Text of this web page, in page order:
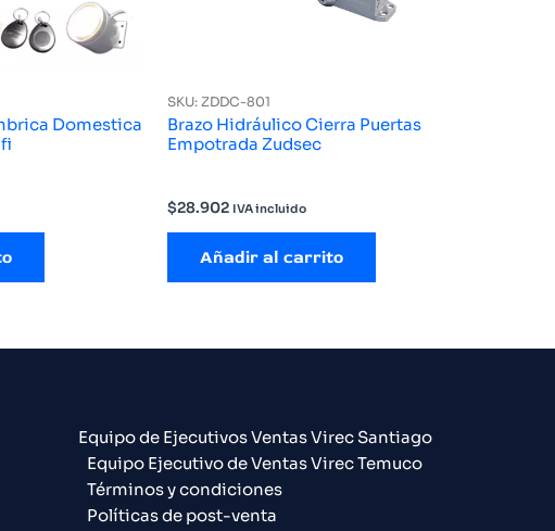
Domestica
SKU: ZDDC-801
Brazo Hidráulico Cierra Puertas
Empotrada Zudsec
$28.902 IVA incluido
Añadir al carrito
Equipo de Ejecutivos Ventas Virec Santiago
Equipo Ejecutivo de Ventas Virec Temuco
Términos y condiciones
Políticas de post-venta